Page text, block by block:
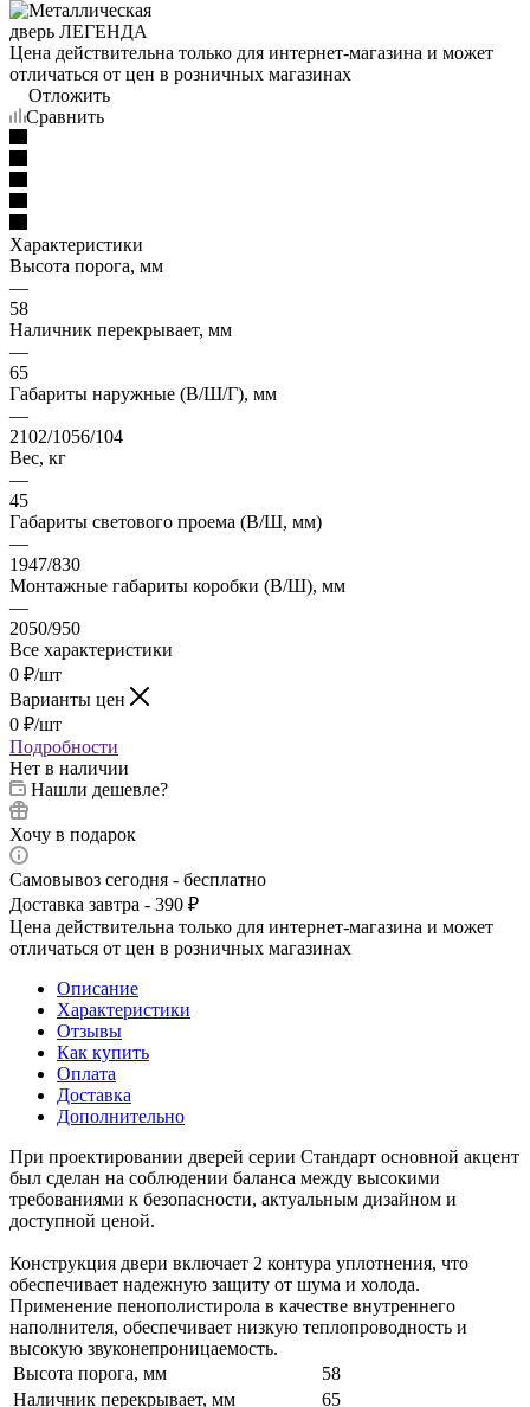
Цена действительна только для интернет-магазина и может
отличаться от цен в розничных магазинах
Отложить
Сравнить
Характеристики
Высота порога, мм
—
58
Наличник перекрывает, мм
—
65
Габариты наружные (В/Ш/Г), мм
—
2102/1056/104
Вес, кг
—
45
Габариты светового проема (В/Ш, мм)
—
1947/830
Монтажные габариты коробки (В/Ш), мм
—
2050/950
Все характеристики
0 ₽/шт
Варианты цен
0 ₽/шт
Подробности
Нет в наличии
Нашли дешевле?
Хочу в подарок
Самовывоз сегодня - бесплатно
Доставка завтра - 390 ₽
Цена действительна только для интернет-магазина и может
отличаться от цен в розничных магазинах
Описание
Характеристики
Отзывы
Как купить
Оплата
Доставка
Дополнительно
При проектировании дверей серии Стандарт основной акцент
был сделан на соблюдении баланса между высокими
требованиями к безопасности, актуальным дизайном и
доступной ценой.
Конструкция двери включает 2 контура уплотнения, что
обеспечивает надежную защиту от шума и холода.
Применение пенополистирола в качестве внутреннего
наполнителя, обеспечивает низкую теплопроводность и
высокую звуконепроницаемость.
Высота порога, мм
58
Наличник перекрывает, мм
65